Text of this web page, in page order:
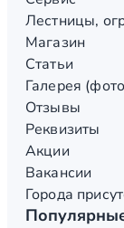
Лестницы,
Магазин
Статьи
Галерея
Отзывы
Реквизиты
Акции
Вакансии
Города